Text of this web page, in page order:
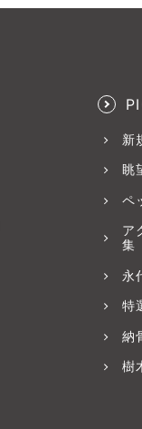
新
眺
ペ
ア
集
永
特
納
樹